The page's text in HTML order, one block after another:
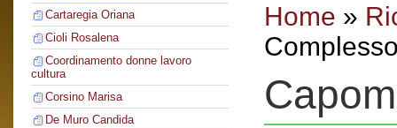
Cartaregia Oriana
Cioli Rosalena
Coordinamento donne lavoro
cultura
Corsino Marisa
De Muro Candida
Home »